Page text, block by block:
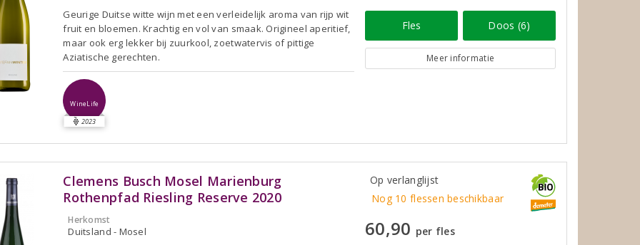
Geurige Duitse witte wijn met een verleidelijk aroma van rijp wit
fruit en bloemen. Krachtig en vol van smaak. Origineel aperitief,
maar ook erg lekker bij zuurkool, zoetwatervis of pittige
Aziatische gerechten.
WineLife
2023
Fles Doos (6)
Meer informatie
Clemens Busch Mosel Marienburg
Rothenpfad Riesling Reserve 2020
Herkomst
Duitsland - Mosel
Op verlanglijst
Nog 10 flessen beschikbaar
60,90 per fles